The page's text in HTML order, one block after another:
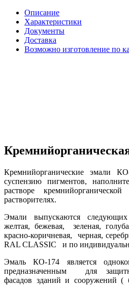
Описание
Характеристики
Документы
Доставка
Возможно изготовление по
Кремнийорганические эмали
суспензию пигментов,
растворе
растворителях.
Эмали выпускаются
желтая, бежевая, зеленая,
красно-коричневая, черная,
RAL CLASSIC и по
Эмаль КО-174 является
предназначенным для
фасадов зданий и сооружений (